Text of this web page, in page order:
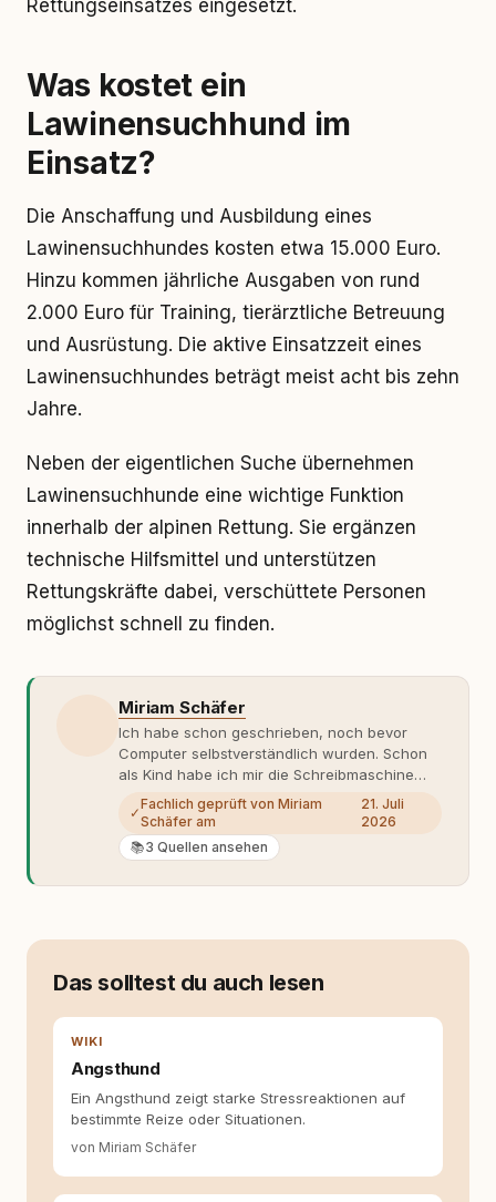
Rettungseinsatzes eingesetzt.
Was kostet ein
Lawinensuchhund im
Einsatz?
Die Anschaffung und Ausbildung eines
Lawinensuchhundes kosten etwa 15.000 Euro.
Hinzu kommen jährliche Ausgaben von rund
2.000 Euro für Training, tierärztliche Betreuung
und Ausrüstung. Die aktive Einsatzzeit eines
Lawinensuchhundes beträgt meist acht bis zehn
Jahre.
Neben der eigentlichen Suche übernehmen
Lawinensuchhunde eine wichtige Funktion
innerhalb der alpinen Rettung. Sie ergänzen
technische Hilfsmittel und unterstützen
Rettungskräfte dabei, verschüttete Personen
möglichst schnell zu finden.
Miriam Schäfer
Ich habe schon geschrieben, noch bevor
Computer selbstverständlich wurden. Schon
als Kind habe ich mir die Schreibmaschine
meiner Eltern geschnappt und drauflos
getippt: Geschichten, Beobachtungen,
Gedanken. Hauptsache Worte. Mein Zugang
zu Hunde-Themen ist kein klassischer. Lange
erlebt habe, wie verantwortungsvoll und
kann. Dieser Perspektivwechsel begleitet
werden. Ich recherchiere Themen, plane
Inhalte, schreibe Artikel, begleite Gastbeiträge
redaktionell, veröffentliche Texte und betreue
sich dabei immer auf das grosse Ganze:
Welche Themen sind relevant? Welche
Fragen stehen dahinter? Und wie lassen sich
✓
Fachlich geprüft von Miriam
Schäfer am
21. Juli
2026
📚3 Quellen ansehen
Das solltest du auch lesen
WIKI
Angsthund
Ein Angsthund zeigt starke Stressreaktionen auf
bestimmte Reize oder Situationen.
von Miriam Schäfer